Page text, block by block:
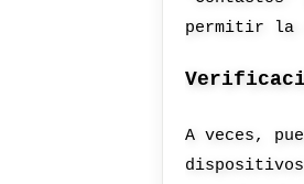
permitir la
A veces,